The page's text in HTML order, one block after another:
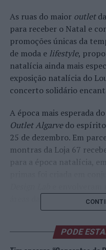
As ruas do maior outlet
para receber o Natal e
promoções únicas da
de moda e lifestyle,
natalícia ainda mais
exposição natalícia do
concerto solidário
A época mais esperada
Outlet Algarvedo espírito
25 de dezembro. Em
montras da Loja 67
para a época natalícia,
áreas da criação local.
Algarvedurante a época
solidário daThe Algarve
PODE